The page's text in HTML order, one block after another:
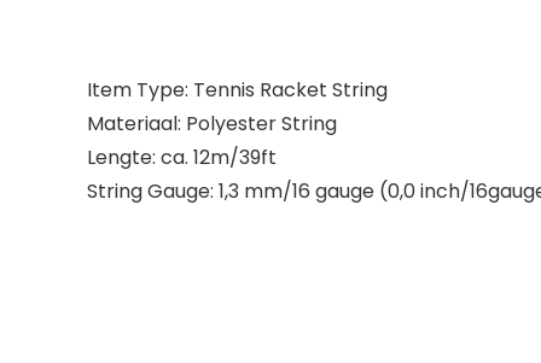
Item Type: Tennis Racket String
Materiaal: Polyester String
Lengte: ca. 12m/39ft
String Gauge: 1,3 mm/16 gauge (0,0 inch/